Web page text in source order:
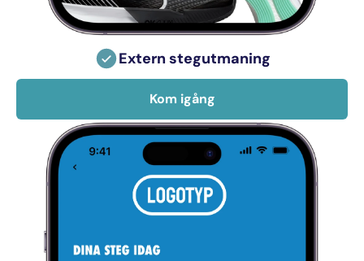
Extern stegutmaning
Kom igång